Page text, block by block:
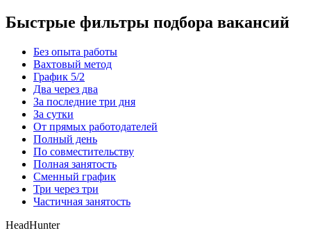
Быстрые фильтры подбора вакансий
Без опыта работы
Вахтовый метод
График 5/2
Два через два
За последние три дня
За сутки
От прямых работодателей
Полный день
По совместительству
Полная занятость
Сменный график
Три через три
Частичная занятость
HeadHunter